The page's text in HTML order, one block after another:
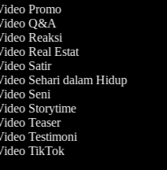
Promo
Q&A
Reaksi
Real Estat
Satir
Sehari dalam Hidup
Seni
Storytime
Teaser
Testimoni
TikTok